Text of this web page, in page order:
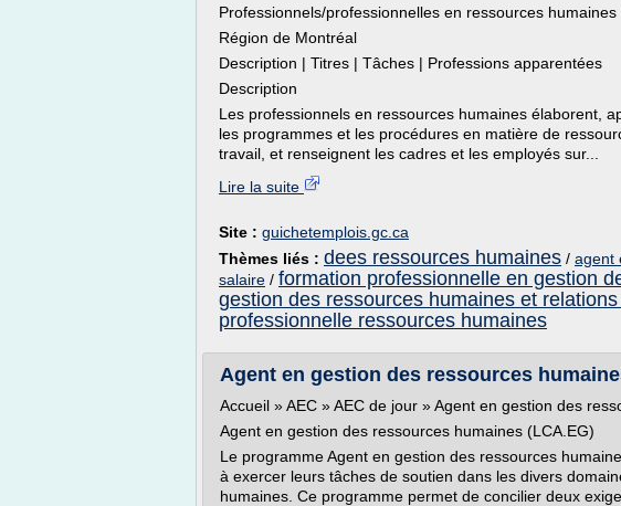
Professionnels/professionnelles en ressources
Région de Montréal
Description | Titres | Tâches | Professions apparentées
Description
Les professionnels en ressources humaines élaborent,
les programmes et les procédures en matière de
travail, et renseignent les cadres et les employés sur...
Lire la suite
Site : guichetemplois.gc.ca
Thèmes liés : dees ressources humaines / agent
salaire / formation professionnelle en gestion
gestion des ressources humaines et relations
professionnelle ressources humaines
Agent en gestion des ressources
Accueil » AEC » AEC de jour » Agent en gestion des
Agent en gestion des ressources humaines (LCA.EG)
Le programme Agent en gestion des ressources
à exercer leurs tâches de soutien dans les divers
humaines. Ce programme permet de concilier deux